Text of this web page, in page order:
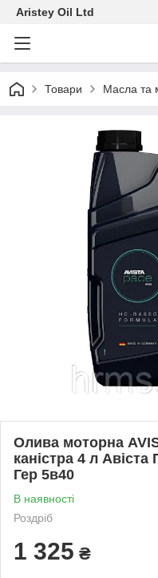
Aristey Oil Ltd
Товари Масла та
Олива моторна
каністра 4 л
Гер 5в40
В наявності
Роздріб
1 325 ₴